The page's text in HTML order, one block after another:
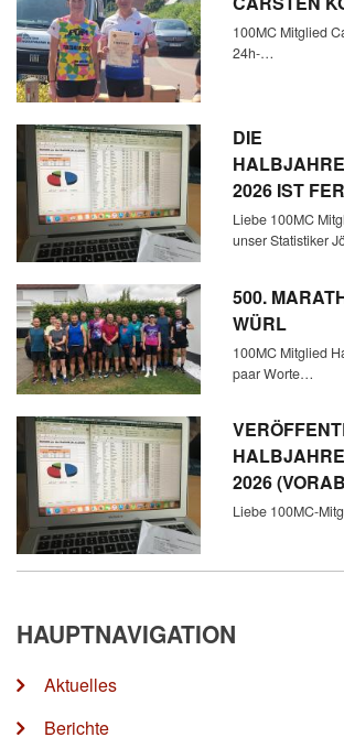
100MC Mitglied
24h-…
DIE
2026 IST
Liebe 100MC
unser Statistiker
500.
WÜRL
100MC Mitglied
paar Worte…
2026
Liebe 100MC-
HAUPTNAVIGATION
Aktuelles
Berichte